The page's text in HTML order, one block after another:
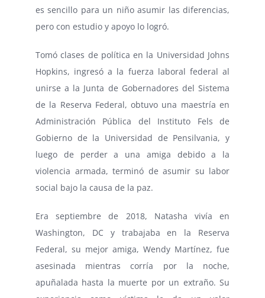
es sencillo para un niño asumir las diferencias,
pero con estudio y apoyo lo logró.
Tomó clases de política en la Universidad Johns
Hopkins, ingresó a la fuerza laboral federal al
unirse a la Junta de Gobernadores del Sistema
de la Reserva Federal, obtuvo una maestría en
Administración Pública del Instituto Fels de
Gobierno de la Universidad de Pensilvania, y
luego de perder a una amiga debido a la
violencia armada, terminó de asumir su labor
social bajo la causa de la paz.
Era septiembre de 2018, Natasha vivía en
Washington, DC y trabajaba en la Reserva
Federal, su mejor amiga, Wendy Martínez, fue
asesinada mientras corría por la noche,
apuñalada hasta la muerte por un extraño. Su